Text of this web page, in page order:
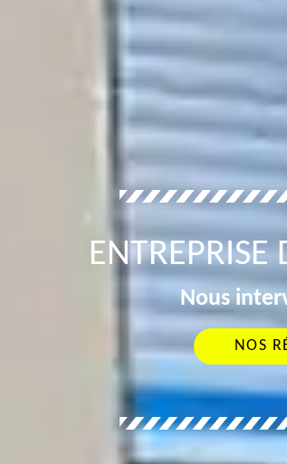
Nous
NOS